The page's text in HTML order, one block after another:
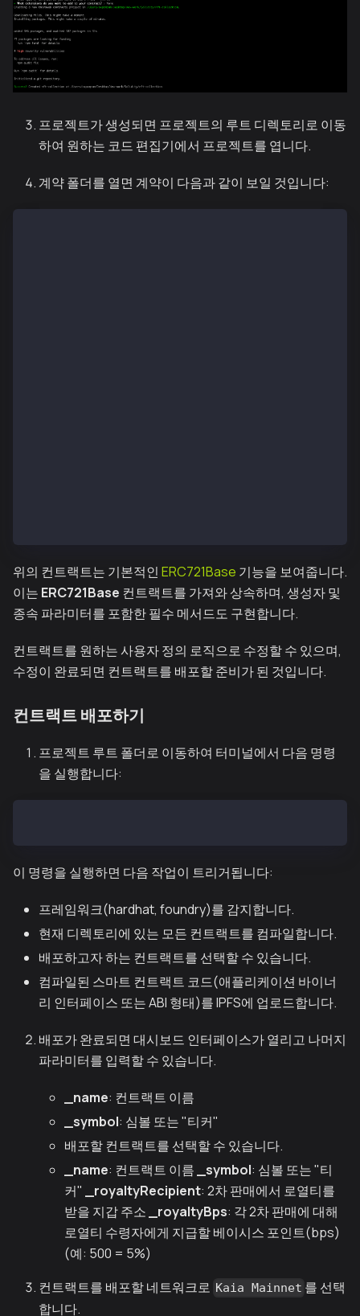
프로젝트가 생성되면 프로젝트의 루트 디렉토리로 이동
하여 원하는 코드 편집기에서 프로젝트를 엽니다.
계약 폴더를 열면 계약이 다음과 같이 보일 것입니다:
위의 컨트랙트는 기본적인 ERC721Base 기능을 보여줍니다.
이는 ERC721Base 컨트랙트를 가져와 상속하며, 생성자 및
종속 파라미터를 포함한 필수 메서드도 구현합니다.
컨트랙트를 원하는 사용자 정의 로직으로 수정할 수 있으며,
수정이 완료되면 컨트랙트를 배포할 준비가 된 것입니다.
컨트랙트 배포하기
프로젝트 루트 폴더로 이동하여 터미널에서 다음 명령
을 실행합니다:
이 명령을 실행하면 다음 작업이 트리거됩니다:
프레임워크(hardhat, foundry)를 감지합니다.
현재 디렉토리에 있는 모든 컨트랙트를 컴파일합니다.
배포하고자 하는 컨트랙트를 선택할 수 있습니다.
컴파일된 스마트 컨트랙트 코드(애플리케이션 바이너
리 인터페이스 또는 ABI 형태)를 IPFS에 업로드합니다.
배포가 완료되면 대시보드 인터페이스가 열리고 나머지
파라미터를 입력할 수 있습니다.
_name: 컨트랙트 이름
_symbol: 심볼 또는 "티커"
배포할 컨트랙트를 선택할 수 있습니다.
_name: 컨트랙트 이름 _symbol: 심볼 또는 "티
커"
_royaltyRecipient: 2차 판매에서 로열티를
받을 지갑 주소
_royaltyBps: 각 2차 판매에 대해
로열티 수령자에게 지급할 베이시스 포인트(bps)
(예: 500 = 5%)
컨트랙트를 배포할 네트워크로 Kaia Mainnet 를 선택
합니다.